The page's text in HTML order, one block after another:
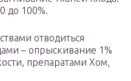
до 100%.
отводиться
– опрыскивание 1%
препаратами Хом,